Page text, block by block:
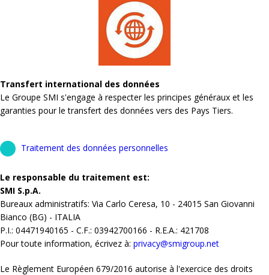
Transfert international des données
Le Groupe SMI s'engage à respecter les principes généraux et les
garanties pour le transfert des données vers des Pays Tiers.
Traitement des données personnelles
Le responsable du traitement est:
SMI S.p.A.
Bureaux administratifs: Via Carlo Ceresa, 10 - 24015 San Giovanni
Bianco (BG) - ITALIA
P.I.: 04471940165 - C.F.: 03942700166 - R.E.A.: 421708
Pour toute information, écrivez à: privacy@smigroup.net
Le Règlement Européen 679/2016 autorise à l'exercice des droits